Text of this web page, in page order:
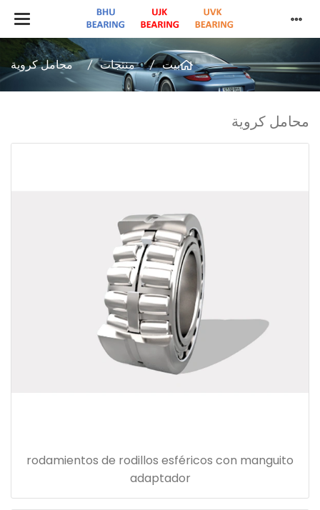
بيت منتجات محامل كروية
محامل كروية
rodamientos de rodillos esféricos con manguito
adaptador